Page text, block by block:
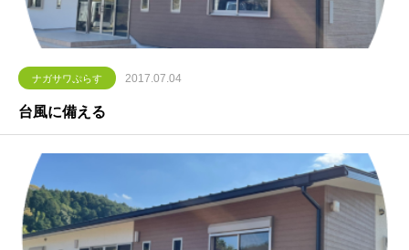
ナガサワぷらす 2017.07.04
台風に備える